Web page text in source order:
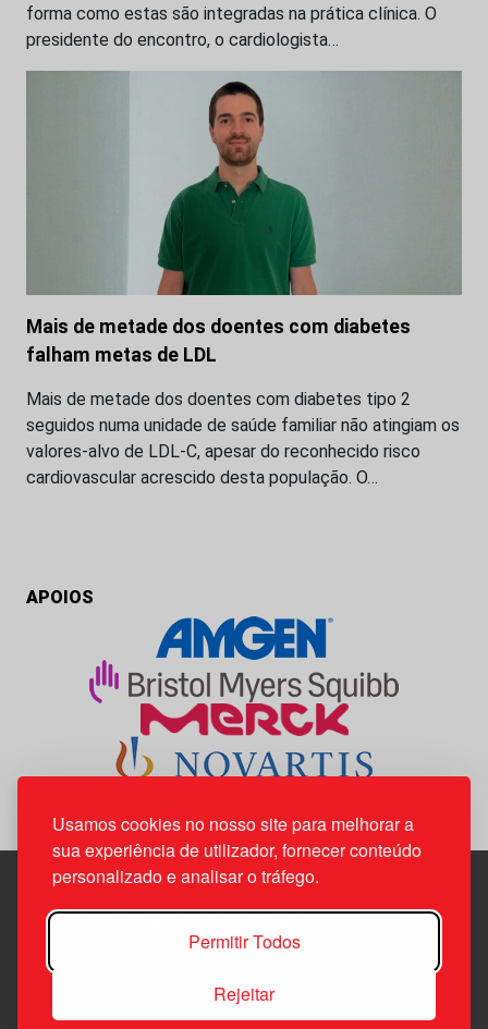
Usamos cookies no nosso site para melhorar a
sua experiência de utilizador, fornecer conteúdo
personalizado e analisar o tráfego.
Permitir Todos
Rejeitar
forma como estas são integradas na prática clínica. O
presidente do encontro, o cardiologista…
Mais de metade dos doentes com diabetes
falham metas de LDL
Mais de metade dos doentes com diabetes tipo 2
seguidos numa unidade de saúde familiar não atingiam os
valores-alvo de LDL-C, apesar do reconhecido risco
cardiovascular acrescido desta população. O…
APOIOS
Edif. Lisboa Oriente | Av. Infante D. Henrique, n.º 333H, esc.
1800-282 Lisboa | Portugal